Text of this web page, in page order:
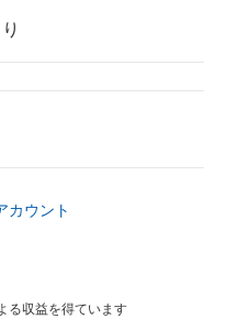
カウント
る収益を得ています